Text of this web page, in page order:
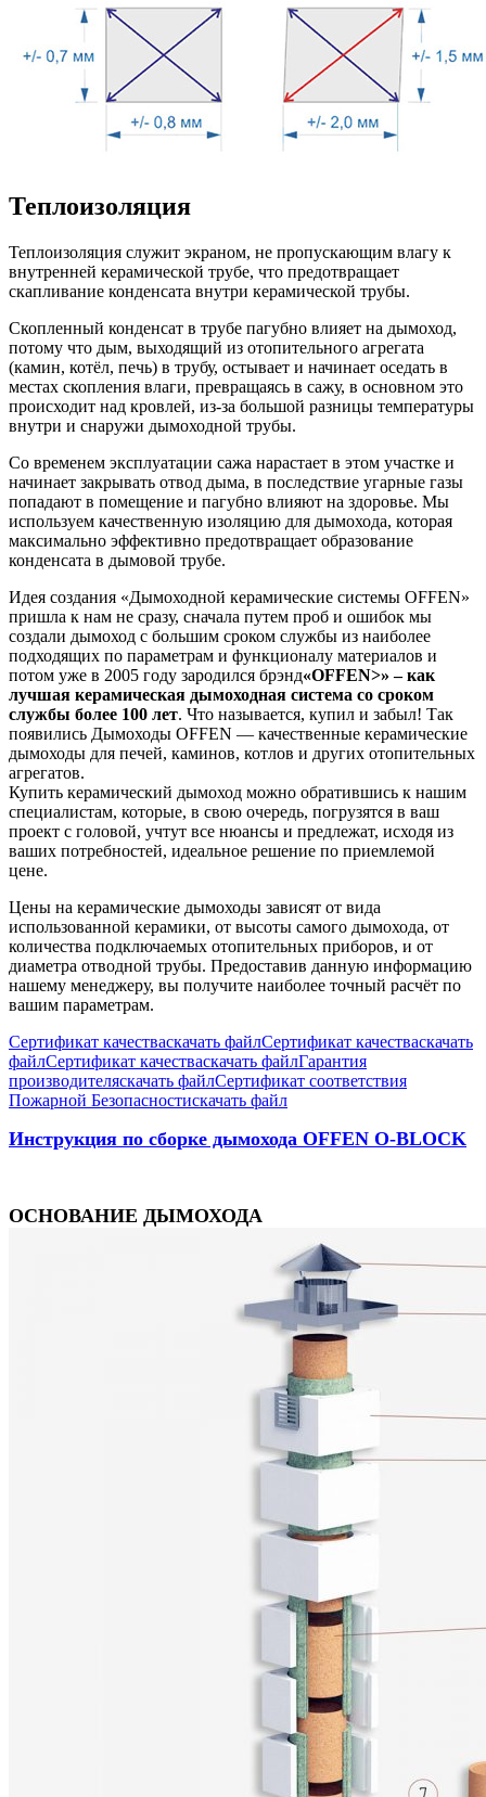
Теплоизоляция
Теплоизоляция служит экраном, не пропускающим влагу к
внутренней керамической трубе, что предотвращает
скапливание конденсата внутри керамической трубы.
Скопленный конденсат в трубе пагубно влияет на дымоход,
потому что дым, выходящий из отопительного агрегата
(камин, котёл, печь) в трубу, остывает и начинает оседать в
местах скопления влаги, превращаясь в сажу, в основном это
происходит над кровлей, из-за большой разницы температуры
внутри и снаружи дымоходной трубы.
Со временем эксплуатации сажа нарастает в этом участке и
начинает закрывать отвод дыма, в последствие угарные газы
попадают в помещение и пагубно влияют на здоровье. Мы
используем качественную изоляцию для дымохода, которая
максимально эффективно предотвращает образование
конденсата в дымовой трубе.
Идея создания «Дымоходной керамические системы OFFEN»
пришла к нам не сразу, сначала путем проб и ошибок мы
создали дымоход с большим сроком службы из наиболее
подходящих по параметрам и функционалу материалов и
потом уже в 2005 году зародился брэнд«OFFEN>» – как
лучшая керамическая дымоходная система со сроком
службы более 100 лет. Что называется, купил и забыл! Так
появились Дымоходы OFFEN — качественные керамические
дымоходы для печей, каминов, котлов и других отопительных
агрегатов.
Купить керамический дымоход можно обратившись к нашим
специалистам, которые, в свою очередь, погрузятся в ваш
проект с головой, учтут все нюансы и предлежат, исходя из
ваших потребностей, идеальное решение по приемлемой
цене.
Цены на керамические дымоходы зависят от вида
использованной керамики, от высоты самого дымохода, от
количества подключаемых отопительных приборов, и от
диаметра отводной трубы. Предоставив данную информацию
нашему менеджеру, вы получите наиболее точный расчёт по
вашим параметрам.
Сертификат качестваскачать файлСертификат качестваскачать
файлСертификат качестваскачать файлГарантия
производителяскачать файлСертификат соответствия
Пожарной Безопасностискачать файл
Инструкция по сборке дымохода OFFEN O-BLOCK
ОСНОВАНИЕ ДЫМОХОДА